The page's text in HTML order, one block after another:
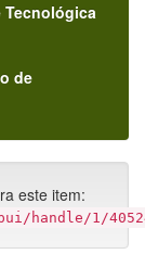
de
este item:
handle/1/